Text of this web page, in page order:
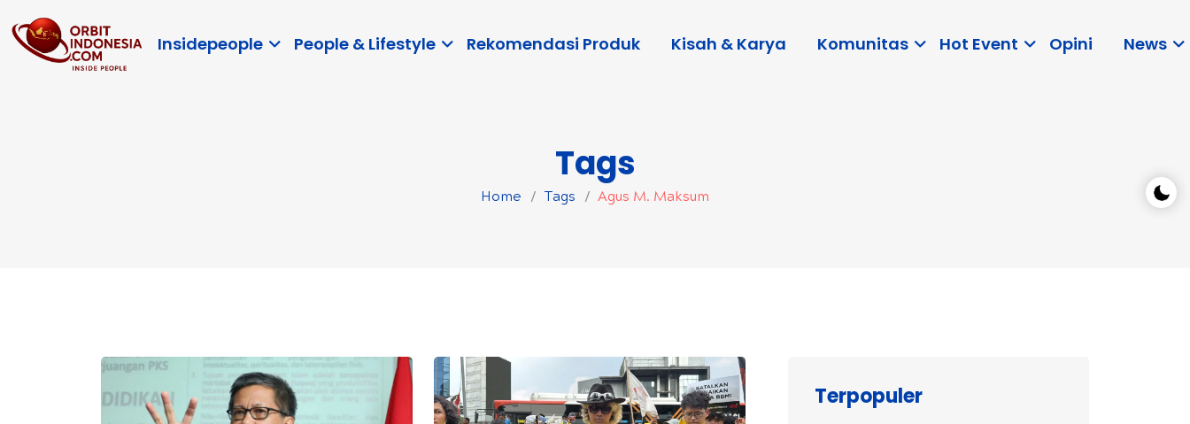
Insidepeople People & Lifestyle Rekomendasi Produk Kisah & Karya Komunitas Hot Event Opini News
Tags
Home Tags Agus M. Maksum
Terpopuler